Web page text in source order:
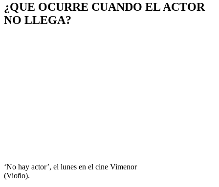
¿QUE OCURRE CUANDO EL ACTOR
NO LLEGA?
‘No hay actor’, el lunes en el cine Vimenor
(Vioño).